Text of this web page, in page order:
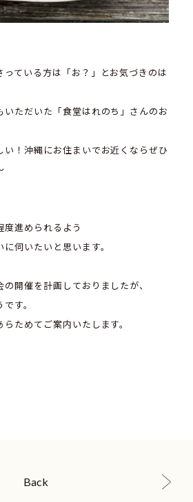
ている方は「お？」とお気づきのは
いただいた 「食堂はれのち」 さんのお
い！沖縄にお住まいでお近くならぜひ
進められるよう
伺いたいと思います。
開催を計画しておりましたが、
す。
ためてご案内いたします。
Back